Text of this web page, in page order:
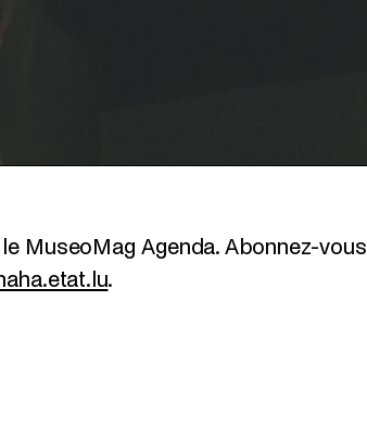
MuseoMag Agenda. Abonnez-vous
.